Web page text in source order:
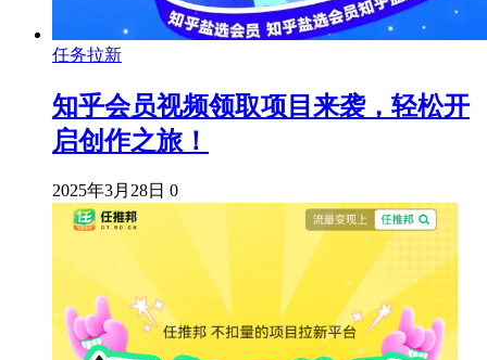
任务拉新
知乎会员视频领取项目来袭，轻松开
启创作之旅！
2025年3月28日 0